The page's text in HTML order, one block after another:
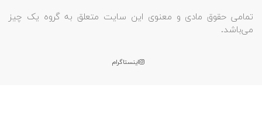
تمامی حقوق مادی و معنوی این سایت متعلق به گروه یک چیز
می‌باشد.
اینستاگرام